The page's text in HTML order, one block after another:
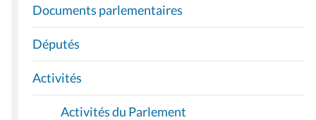
I
G
A
T
I
O
Documents parlementaires
Députés
Activités
Activités du Parlement